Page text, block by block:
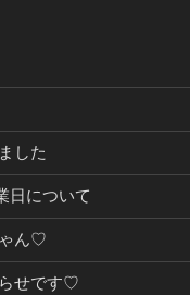
した
日について
ん♡
せです♡